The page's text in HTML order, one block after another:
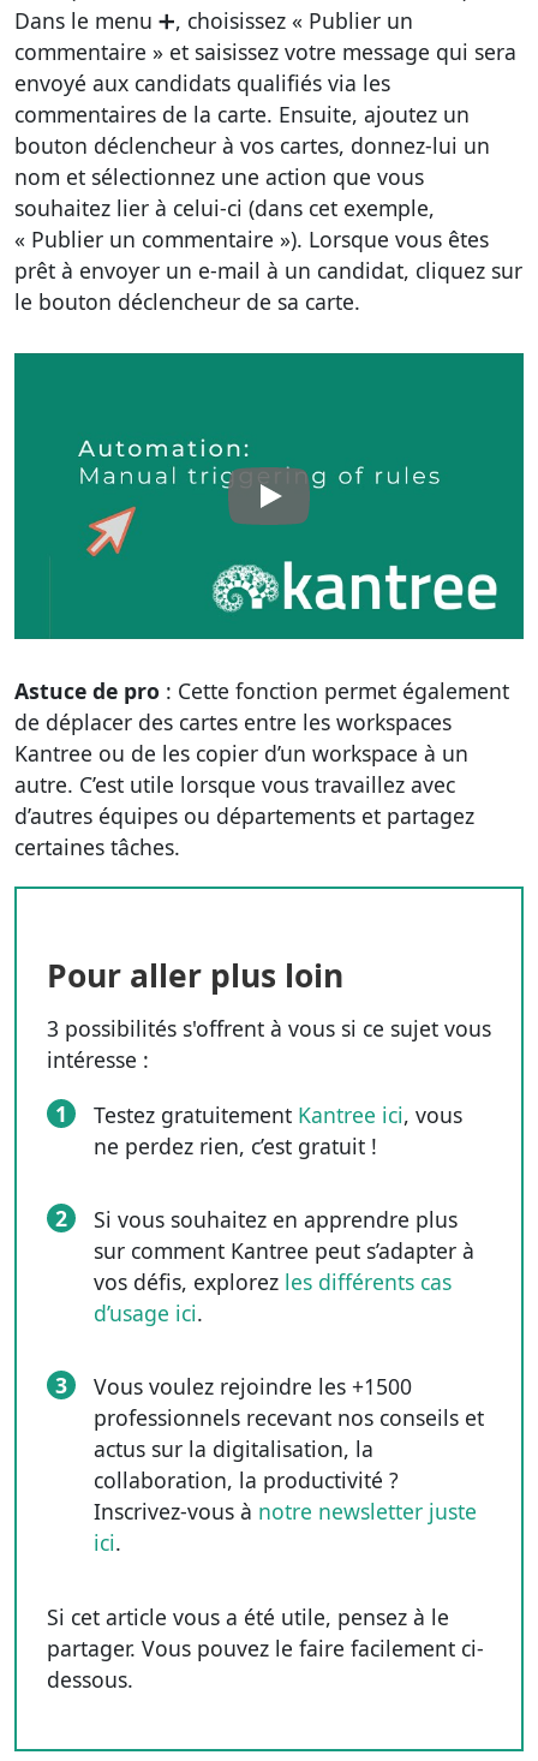
Dans le menu ➕, choisissez « Publier un
commentaire » et saisissez votre message qui sera
envoyé aux candidats qualifiés via les
commentaires de la carte. Ensuite, ajoutez un
bouton déclencheur à vos cartes, donnez-lui un
nom et sélectionnez une action que vous
souhaitez lier à celui-ci (dans cet exemple,
« Publier un commentaire »). Lorsque vous êtes
prêt à envoyer un e-mail à un candidat, cliquez sur
le bouton déclencheur de sa carte.
Astuce de pro : Cette fonction permet également
de déplacer des cartes entre les workspaces
Kantree ou de les copier d’un workspace à un
autre. C’est utile lorsque vous travaillez avec
d’autres équipes ou départements et partagez
certaines tâches.
Pour aller plus loin
3 possibilités s'offrent à vous si ce sujet vous
intéresse :
1
Testez gratuitement Kantree ici, vous
ne perdez rien, c’est gratuit !
2
Si vous souhaitez en apprendre plus
sur comment Kantree peut s’adapter à
vos défis, explorez les différents cas
d’usage ici.
3
Vous voulez rejoindre les +1500
professionnels recevant nos conseils et
actus sur la digitalisation, la
collaboration, la productivité ?
Inscrivez-vous à notre newsletter juste
ici.
Si cet article vous a été utile, pensez à le
partager. Vous pouvez le faire facilement ci-
dessous.